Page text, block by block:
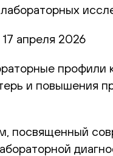
17 апреля 2026
профили
и повышения
посвященный